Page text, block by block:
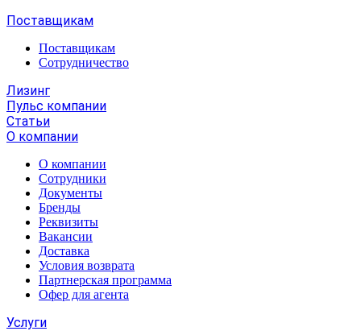
Поставщикам
Поставщикам
Сотрудничество
Лизинг
Пульс компании
Статьи
О компании
О компании
Сотрудники
Документы
Бренды
Реквизиты
Вакансии
Доставка
Условия возврата
Партнерская программа
Офер для агента
Услуги